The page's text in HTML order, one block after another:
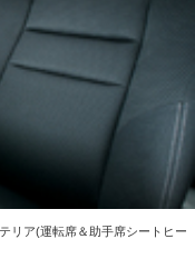
リア(運転席＆助手席シートヒー